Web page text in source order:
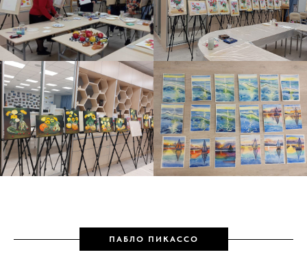
ПАБЛО ПИКАССО